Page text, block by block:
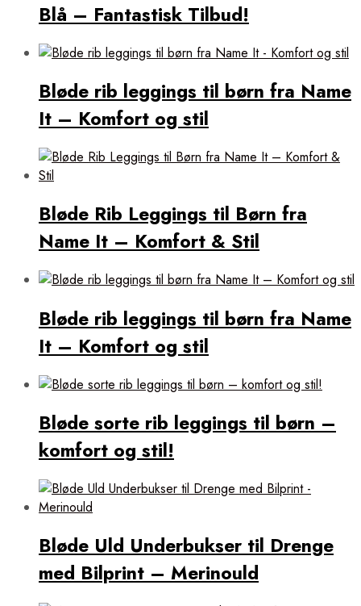
Blå – Fantastisk Tilbud!
Bløde rib leggings til børn fra Name
It – Komfort og stil
Bløde Rib Leggings til Børn fra
Name It – Komfort & Stil
Bløde rib leggings til børn fra Name
It – Komfort og stil
Bløde sorte rib leggings til børn –
komfort og stil!
Bløde Uld Underbukser til Drenge
med Bilprint – Merinould